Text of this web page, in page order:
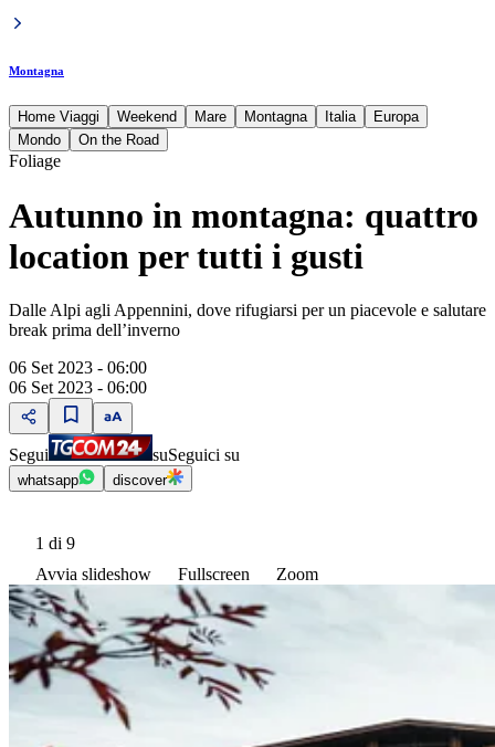
Montagna
Home Viaggi Weekend Mare Montagna Italia
Europa
Mondo
On the Road
Foliage
Autunno in montagna: quattro
location per tutti i gusti
Dalle Alpi agli Appennini, dove rifugiarsi per un piacevole e salutare
break prima dell’inverno
06 Set 2023 - 06:00
06 Set 2023 - 06:00
Segui suSeguici su
whatsapp discover
1 di 9
Avvia slideshow
Fullscreen Zoom